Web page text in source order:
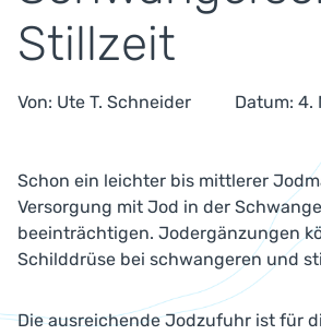
Stillzeit
Von: Ute T. Schneider Datum: 4.
Schon ein leichter bis mittlerer
Versorgung mit Jod in der
beeinträchtigen. Jodergänzungen
Schilddrüse bei schwangeren und
Die ausreichende Jodzufuhr ist für